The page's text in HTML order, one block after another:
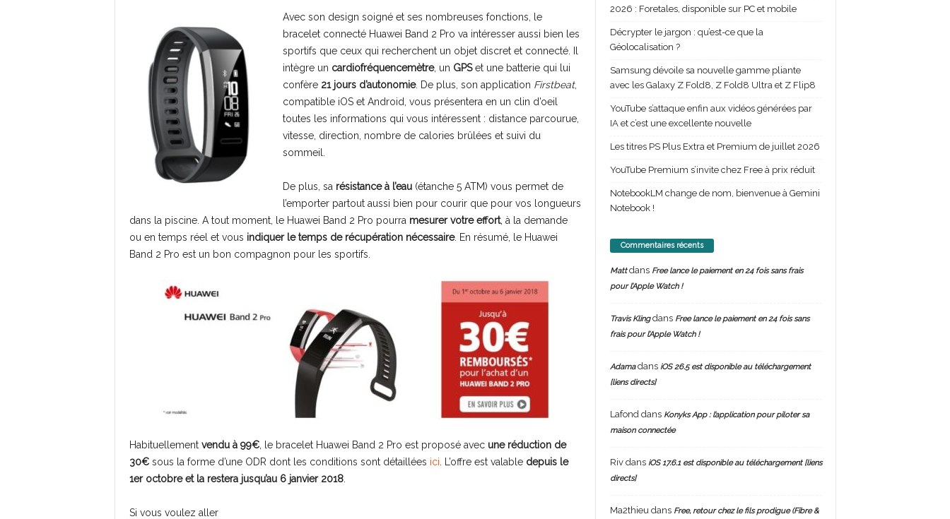
Avec son design soigné et ses nombreuses fonctions, le
bracelet connecté Huawei Band 2 Pro va intéresser aussi bien les
sportifs que ceux qui recherchent un objet discret et connecté. Il
intègre un cardiofréquencemètre, un GPSet une batterie qui lui
confère 21 jours d’autonomie. De plus, son application Firstbeat,
compatible iOS et Android, vous présentera en un clin d’oeil
toutes les informations qui vous intéressent : distance parcourue,
vitesse, direction, nombre de calories brûlées et suivi du
sommeil.
De plus, sa résistance à l’eau(étanche 5 ATM) vous permet de
l’emporter partout aussi bien pour courir que pour vos longueurs
dans la piscine. A tout moment, le Huawei Band 2 Pro pourra mesurer votre effort, à la demande
ou en temps réel et vous indiquer le temps de récupération nécessaire. En résumé, le Huawei
Band 2 Pro est un bon compagnon pour les sportifs.
Habituellement vendu à 99€, le bracelet Huawei Band 2 Pro est proposé avec une réduction de
30€sous la forme d’une ODR dont les conditions sont détaillées ici . L’offre est valable depuis le
1er octobre et la restera jusqu’au 6 janvier 2018.
Si vous voulez aller
2026 : Foretales, disponible sur PC et mobile
Décrypter le jargon : qu’est-ce que la
Géolocalisation ?
Samsung dévoile sa nouvelle gamme pliante
avec les Galaxy Z Fold8, Z Fold8 Ultra et Z Flip8
YouTube s’attaque enfin aux vidéos générées par
IA et c’est une excellente nouvelle
Les titres PS Plus Extra et Premium de juillet 2026
YouTube Premium s’invite chez Free à prix réduit
NotebookLM change de nom, bienvenue à Gemini
Notebook !
Commentaires récents
Mattdans Free lance le paiement en 24 fois sans frais
pour l’Apple Watch !
Travis Klingdans Free lance le paiement en 24 fois sans
frais pour l’Apple Watch !
Adamadans iOS 26.5 est disponible au téléchargement
[liens directs]
Lafond dans Konyks App : l’application pour piloter sa
maison connectée
Rivdans iOS 17.6.1 est disponible au téléchargement [liens
directs]
Ma2thieu dans Free, retour chez le fils prodigue (Fibre &